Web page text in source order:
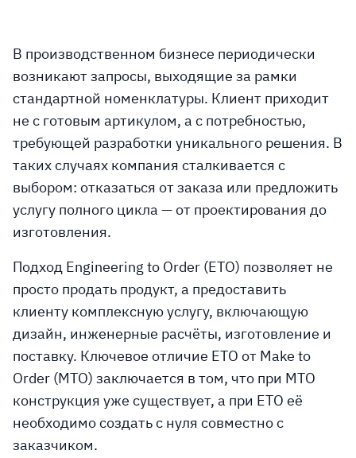
В производственном бизнесе периодически
возникают запросы, выходящие за рамки
стандартной номенклатуры. Клиент приходит
не с готовым артикулом, а с потребностью,
требующей разработки уникального решения. В
таких случаях компания сталкивается с
выбором: отказаться от заказа или предложить
услугу полного цикла — от проектирования до
изготовления.
Подход Engineering to Order (ETO) позволяет не
просто продать продукт, а предоставить
клиенту комплексную услугу, включающую
дизайн, инженерные расчёты, изготовление и
поставку. Ключевое отличие ETO от Make to
Order (MTO) заключается в том, что при MTO
конструкция уже существует, а при ETO её
необходимо создать с нуля совместно с
заказчиком.